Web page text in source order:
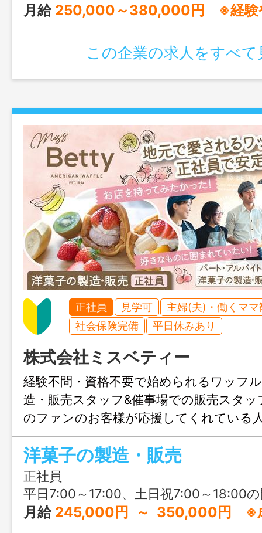
月給 250,000～380,000円 ※経験や年齢
この企業の求人をすべて
正社員 見学可
主婦(夫)・働くママ
社会保険完備
平日休みあり
株式会社ミスベティー
経験不問・資格不要で始められるワッフ
造・販売スタッフ&催事場での販売スタッ
のファンのお客様が応援してくれている
です♪♪
洋菓子の製造・販売
正社員
平日7:00～17:00、土日祝7:00～18:00の間でシ
月給 245,000円 ～ 350,000円 ※成長に応